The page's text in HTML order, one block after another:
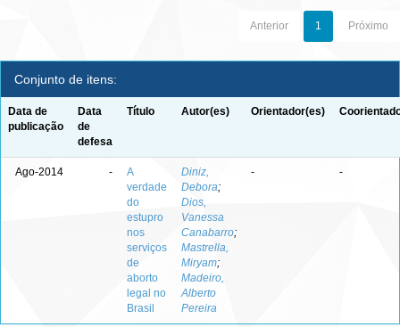
Anterior 1 Próximo
Conjunto de itens:
Data de
publicação
Data
de
defesa
Título Autor(es) Orientador(es)
Ago-2014 -
A
verdade
do
estupro
nos
serviços
de
aborto
legal no
Brasil
Diniz,
Debora;
Dios,
Vanessa
Canabarro;
Mastrella,
Miryam;
Madeiro,
Alberto
Pereira
- -